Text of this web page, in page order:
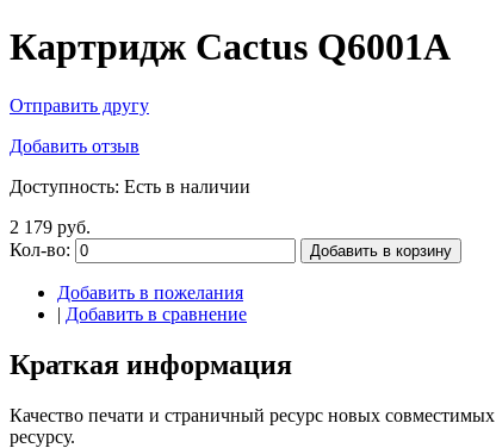
Картридж Cactus Q6001A
Отправить другу
Добавить отзыв
Доступность: Есть в наличии
2 179 руб.
Кол-во:
Добавить в корзину
Добавить в пожелания
| Добавить в сравнение
Краткая информация
Качество печати и страничный ресурс новых совместимых
ресурсу.